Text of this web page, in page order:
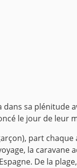
dans sa plénitude
le jour de leur
part chaque
la caravane
De la